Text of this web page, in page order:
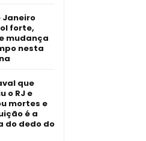
Janeiro
forte,
mudança
nesta
que
o RJ e
mortes e
é a
do dedo do